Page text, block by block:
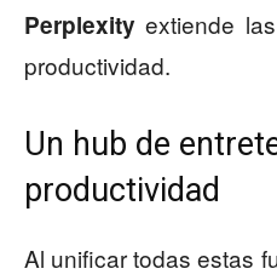
Perplexity extiende
productividad.
Un hub de
productividad
Al unificar todas estas